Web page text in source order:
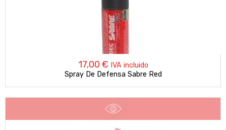
17,00 € IVA incluido
Spray De Defensa Sabre Red